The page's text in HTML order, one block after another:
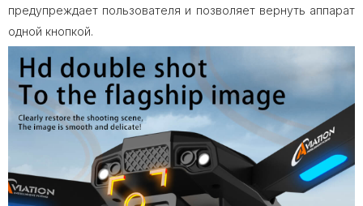
предупреждает пользователя и позволяет вернуть аппарат
одной кнопкой.